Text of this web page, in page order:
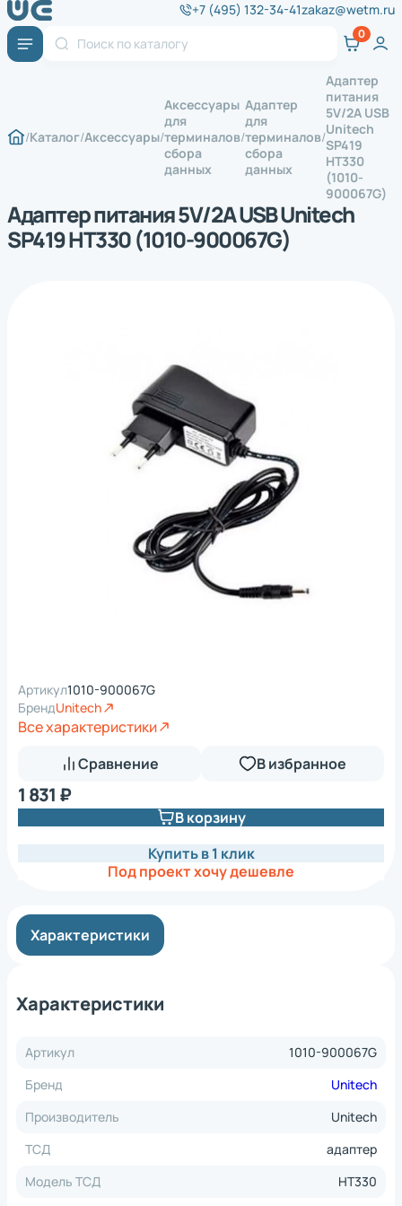
+7 (495) 132-34-41zakaz@wetm.ru
Каталог Аксессуары
Аксессуары
для
терминалов
сбора
данных
Адаптер
для
терминалов
сбора
данных
Адаптер
питания
5V/2A USB
Unitech
SP419
HT330
(1010-
900067G)
Адаптер питания 5V/2A USB Unitech
SP419 HT330 (1010-900067G)
Артикул1010-900067G
БрендUnitech
Все характеристики
Сравнение
В избранное
1 831 ₽
В корзину
Купить в 1 клик
Под проект хочу дешевле
Характеристики
Характеристики
Артикул
1010-900067G
Бренд
Unitech
Производитель
Unitech
ТСД
адаптер
Модель ТСД
HT330